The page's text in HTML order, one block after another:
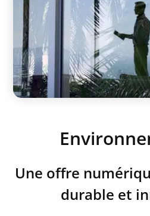
Une offre
durable et